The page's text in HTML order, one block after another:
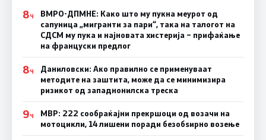
8Ч
ВМРО-ДПМНЕ: Како што му пукна меурот од
сапуница „мигранти за пари“, така на талогот на
СДСМ му пука и најновата хистерија – прифаќање
на француски предлог
8Ч
Даниловски: Ако правилно се применуваат
методите на заштита, може да се минимизира
ризикот од западнонилска треска
9Ч
МВР: 222 сообраќајни прекршоци од возачи на
мотоцикли, 14 лишени поради безобѕирно возење